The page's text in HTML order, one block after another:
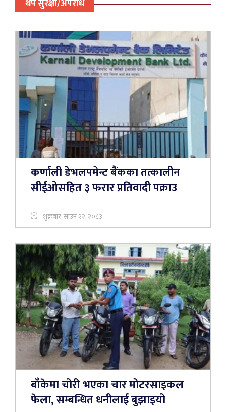
थप सुरक्षा/अपराध
कर्णाली डेभलपमेन्ट बैंकका तत्कालीन
सीईओसहित ३ फरार प्रतिवादी पक्राउ
शुक्रबार, साउन २२, २०८३
बाँकेमा चोरी भएका चार मोटरसाइकल
फेला, सम्बन्धित धनीलाई बुझाइयो